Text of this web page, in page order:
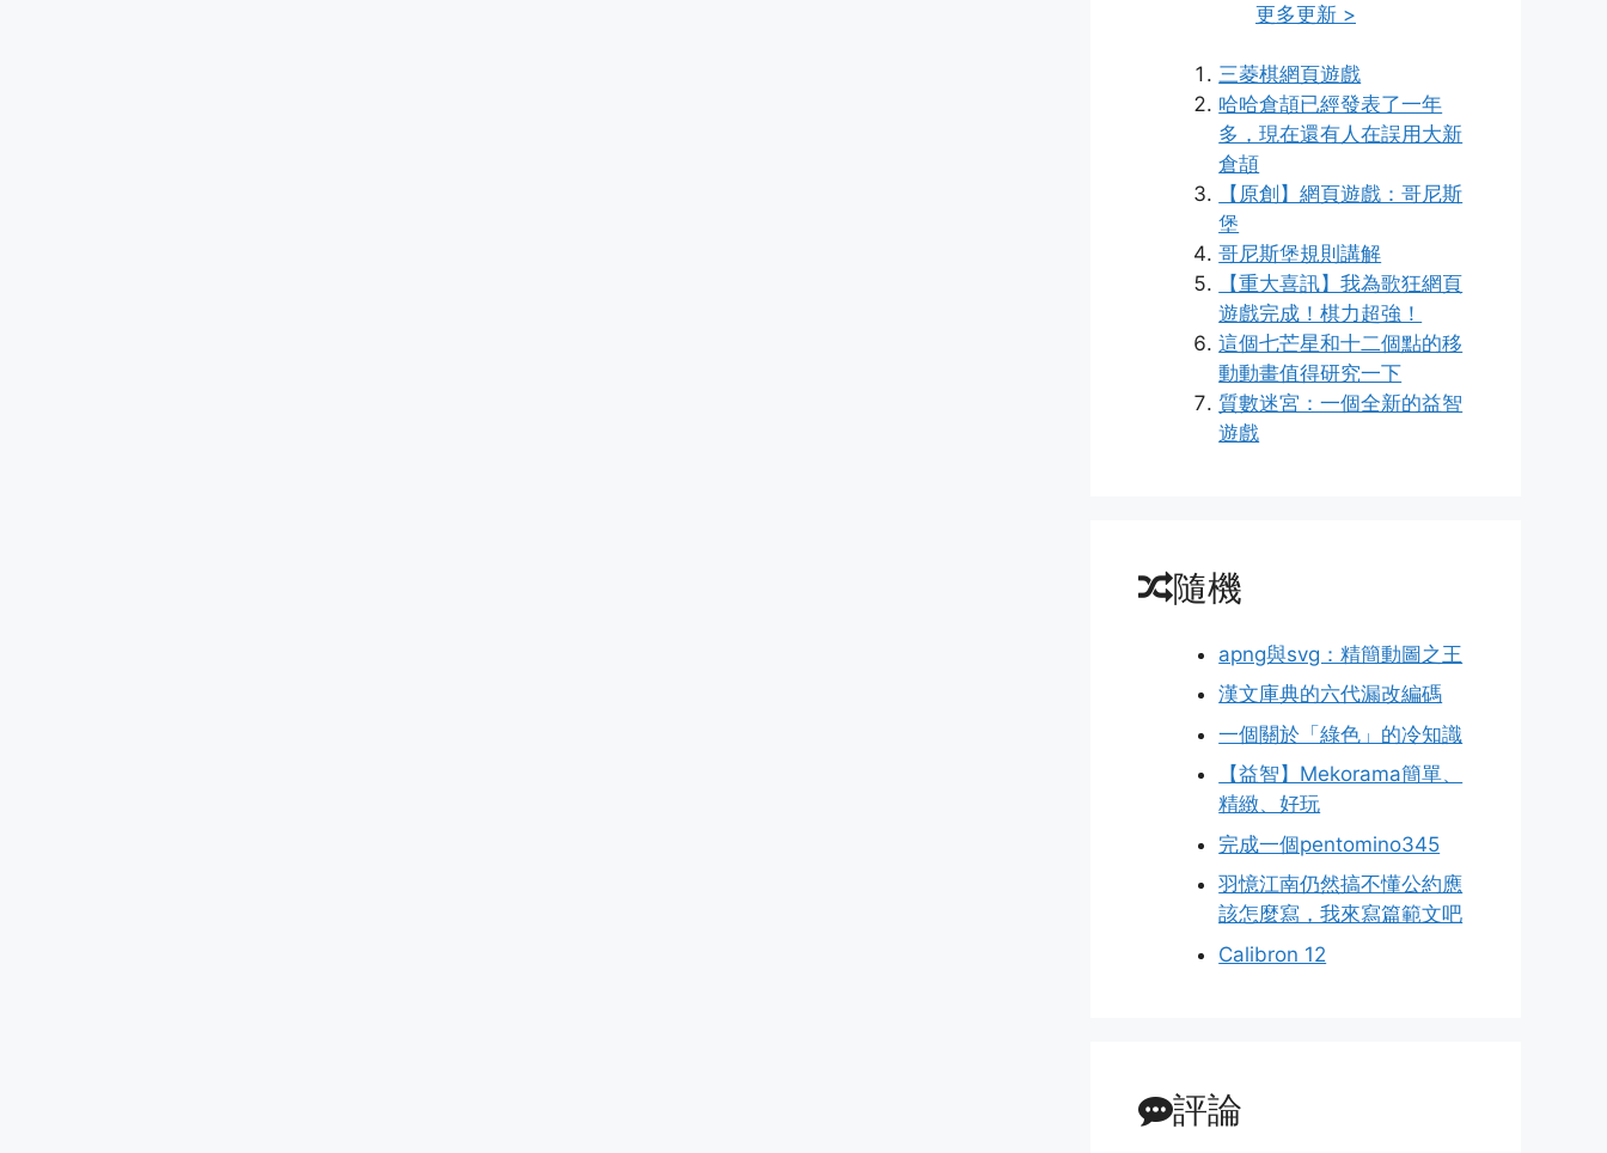
更多更新 >
三菱棋網頁遊戲
哈哈倉頡已經發表了一年
多，現在還有人在誤用大新
倉頡
【原創】網頁遊戲：哥尼斯
堡
哥尼斯堡規則講解
【重大喜訊】我為歌狂網頁
遊戲完成！棋力超強！
這個七芒星和十二個點的移
動動畫值得研究一下
質數迷宮：一個全新的益智
遊戲
隨機
apng與svg：精簡動圖之王
漢文庫典的六代漏改編碼
一個關於「綠色」的冷知識
【益智】Mekorama簡單、
精緻、好玩
完成一個pentomino345
羽憶江南仍然搞不懂公約應
該怎麼寫，我來寫篇範文吧
Calibron 12
評論